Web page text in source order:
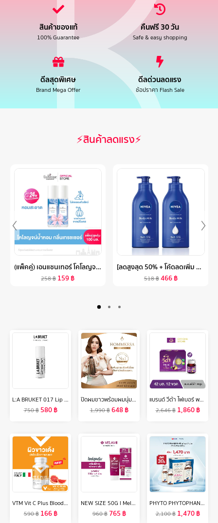
สินค้าของแท้
100% Guarantee
คืนฟรี 30 วัน
Safe & easy shopping
ดีลสุดพิเศษ
Brand Mega Offer
ดีลด่วนลดแรง
ช้อปราคา Flash Sale
⚡สินค้าลดแรง⚡
(แพ็คคู่) เอนแชนเทอร์ โคโลญจน์ เทรชเชอร์ 100 มล. ENCHANTEUR COLOGNE 100ML TREASURE (โคโลญจน์น้ำหอม, น้ำหอม, น้ำหอม ติด ทนนาน, น้ำหอมผู้หญิง)
258฿ 159฿
[ลดสูงสุด 50% + โค้ดลดเพิ่ม 20%]นีเวีย โลชั่นบำรุงผิวกาย อินเทนซีฟ มอยส์เจอร์ บอดี้ มิลค์ 550 มล. 2 ชิ้น NIVEA
518฿466฿
L:A BRUKET 017 Lip Balm Almond/Coconut 14g ผลิตภัณฑ์บำรุงริมฝีปาก อัลมอนด์/โคโค่นัท
750฿ 580฿
ปิดผมขาวพร้อมผมนุ่มสลวย ด้วยสารสกัดธรรมชาติจากผลไม้ (แบบขวด ขนาด300ml) ราคา990บาท
1,990฿648฿
แบรนด์ วีต้า ไฟเบอร์ พรุน 42 มล. แพค 12 ขวด x 6 แพค (72 ขวด) (ยกลัง) (VETA)
2,646฿ 1,860฿
VTM Vit C Plus Blood Orange and Camu Camu วิตซีส้มสีเลือดและคามู คามู วิตามินผิวขาวเด้ง ปกป้องผิวจากแสงแดด
590฿ 166฿
NEW SIZE 50G l Melamii เมลามิครีมทาฝ้า กระ จุดด่างดำ
960฿ 765 ฿
PHYTO PHYTOPHANERE DUO 2 ขวด สำหรับทาน 4 เดือน - ผลิตภัณฑ์เสริมอาหาร สำหรับผม และ เล็บ
2,100฿ 1,470฿